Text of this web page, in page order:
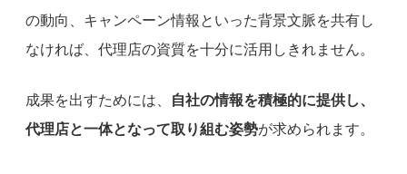
の動向、キャンペーン情報といった背景文脈を共有し
なければ、代理店の資質を十分に活用しきれません。
成果を出すためには、
自社の情報を積極的に提供し、
代理店と一体となって取り組む姿勢が求められます。